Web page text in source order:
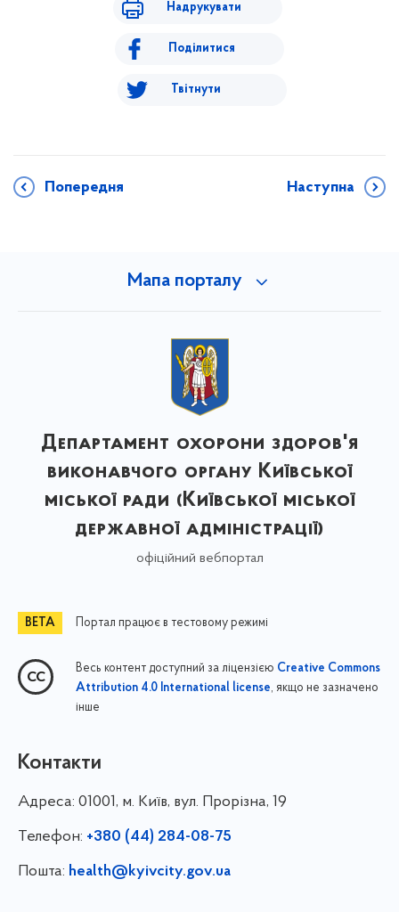
Надрукувати
Поділитися
Твітнути
Попередня Наступна
Мапа порталу
Департамент охорони здоров'я
виконавчого органу Київської
міської ради (Київської міської
державної адміністрації)
офіційний вебпортал
Портал працює в тестовому режимі
Весь контент доступний за ліцензією Creative Commons
Attribution 4.0 International license, якщо не зазначено
інше
Контакти
Адреса: 01001, м. Київ, вул. Прорізна, 19
Телефон: +380 (44) 284-08-75
Пошта: health@kyivcity.gov.ua